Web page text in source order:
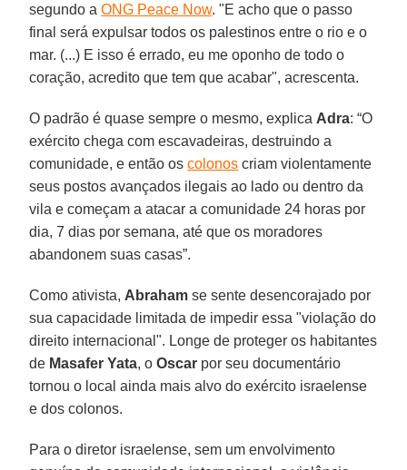
segundo aONG Peace Now. "E acho que o passo
final será expulsar todos os palestinos entre o rio e o
mar. (...) E isso é errado, eu me oponho de todo o
coração, acredito que tem que acabar", acrescenta.
O padrão é quase sempre o mesmo, explica Adra: “O
exército chega com escavadeiras, destruindo a
comunidade, e então oscolonos criam violentamente
seus postos avançados ilegais ao lado ou dentro da
vila e começam a atacar a comunidade 24 horas por
dia, 7 dias por semana, até que os moradores
abandonem suas casas”.
Como ativista, Abraham se sente desencorajado por
sua capacidade limitada de impedir essa "violação do
direito internacional". Longe de proteger os habitantes
de Masafer Yata, oOscar por seu documentário
tornou o local ainda mais alvo do exército israelense
e dos colonos.
Para o diretor israelense, sem um envolvimento